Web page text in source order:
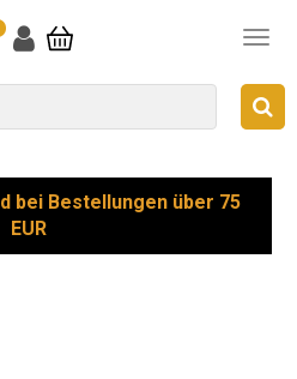
bei Bestellungen über 75
EUR